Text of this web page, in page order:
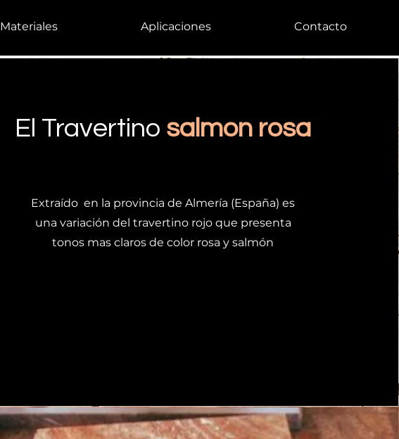
Materiales Aplicaciones Contacto
El Travertino salmon rosa
Extraído en la provincia de Almería (España) es
una variación del travertino rojo que presenta
tonos mas claros de color rosa y salmón